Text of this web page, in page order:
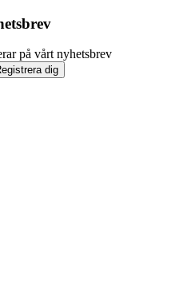
på vårt nyhetsbrev
dig